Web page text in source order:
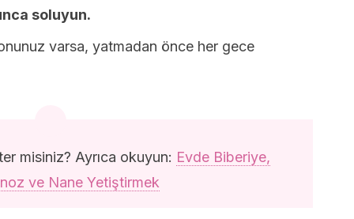
soluyun.
varsa, yatmadan önce her gece
misiniz? Ayrıca okuyun: Evde Biberiye,
ve Nane Yetiştirmek